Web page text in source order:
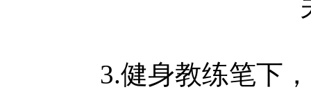
3.健身教练笔下，